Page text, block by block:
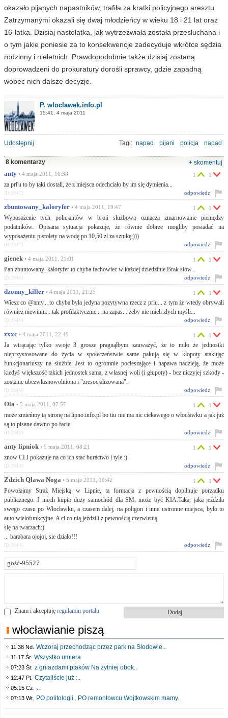
okazało pijanych napastników, trafiła za kratki policyjnego aresztu.
Zatrzymanymi okazali się dwaj młodzieńcy w wieku 18 i 21 lat oraz
16-latka. Dzisiaj nastolatka, jak wytrzeźwiała została przesłuchana i
o tym jakie poniesie za to konsekwencje zadecyduje wkrótce sędzia
rodzinny i nieletnich. Prawdopodobnie także dzisiaj zostaną
doprowadzeni do prokuratury dorośli sprawcy, gdzie zapadną
wobec nich dalsze decyzje.
P. wloclawek.info.pl
15:41, 4 maja 2011
Udostępnij Tagi: napad pijani policja napad
8 komentarzy
+ skomentuj
anty • 4 maja 2011, 16:38
za prl'u to by taki dostali, że z miejsca odechciało by im się dymienia...
1 1
odpowiedz
ID:29472
zbuntowany_kaloryfer • 4 maja 2011, 19:47
Wyposażenie tych policjantów w broń służbową oznacza zmarnowanie pieniędzy
podatników. Opisana sytuacja pokazuje, że równie dobrze mogliby posiadać na
wyposażeniu pistolety na wodę po 10,50 zł za sztukę;)))
1 1
odpowiedz
ID:29479
gienek • 4 maja 2011, 21:01
Pan zbuntowany_kaloryfer to chyba fachowiec w każdej dziedzinie.Brak słów...
1 1
odpowiedz
ID:29483
dzonny_killer • 4 maja 2011, 21:25
Wiesz co @anty... to chyba była jedyna pozytywna rzecz z prlu... z tym że wtedy obrywali
również niewinni... tak profilaktycznie... na zapas... żeby nie mieli złych myśli...
1 1
odpowiedz
ID:29484
zxxc • 4 maja 2011, 22:49
Ja wtrącając tylko swoje 3 grosze pragnąłbym zauważyć, że to miło że jednostki
nieprzystosowane do życia w społeczeństwie same pakują się w kłopoty atakując
funkcjonariuszy na służbie. Jest to ogromnie pocieszające i napawa nadzieją, że może
kiedyś większość takich jednostek sama, z własnej woli (i głupoty) - bez niczyjej szkody -
zostanie ubezwłasnowolniona i "zresocjalizowana".
1 1
odpowiedz
ID:29486
Ola • 5 maja 2011, 07:57
może zmieńmy tą stronę na lipno.info.pl bo tiu nie ma nic ciekawego o włocławku a jak już
są to pisane dawno po facie
1 1
odpowiedz
ID:29489
anty lipniok • 5 maja 2011, 08:21
znow CLI pokazuje na co ich stac buractwo i tyle :)
1 1
odpowiedz
ID:29490
Zdzich Qlawa Noga • 5 maja 2011, 10:42
Powołajmy Straż Miejską w Lipnie, ta formacja z pewnością dopilnuje porządku
publicznego. I niech kupią duży samochód dla SM, może być KIA.Taka, jaka jeździła
swego czasu po Włocławku, a czasem dalej, na poligon i inne ustronne miejsca, było to
auto wielofunkcyjne. A ci co nią jeździli z pewnością czerwienią
się na twarzach:)
... barabara ojojoj, sie działo!!!
1 1
odpowiedz
ID:29495
Znam i akceptuję regulamin portalu
włocławianie piszą
11:38 Nd. Wczoraj przechodząc przez park na Słodowie..
11:17 Śr. Wszystko umiera
07:23 Śr. z gniazdami ptaków Na żytniej obok..
12:47 Pt. Czytaliście już :..
05:15 Cz. ..
07:13 Wt. PO politologii . PO remontowcu Wojtkowskim mamy..